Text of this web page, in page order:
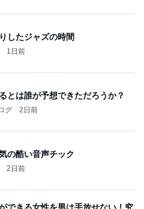
したジャズの時間
1日前
とは誰が予想できただろうか？
グ 2日前
の酷い音声チック
2日前
できる女性を男は手放せない！究